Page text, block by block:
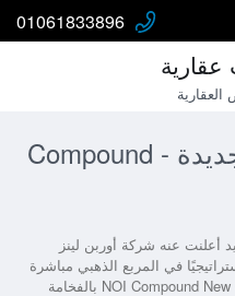
01061833896
كمبوند نوي القاهرة الجديدة - Compound
أعلنت عنه شركة أوربن لينز
في المربع الذهبي مباشرة
أمام مقر الجامعة الأمريكية، ويتميز NOI Compound New Cairo بالفخامة